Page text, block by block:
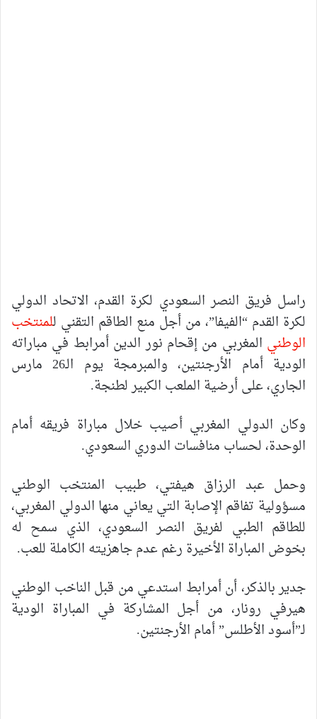
راسل فريق النصر السعودي لكرة القدم، الاتحاد الدولي
لكرة القدم “الفيفا”، من أجل منع الطاقم التقني للمنتخب
الوطني المغربي من إقحام نور الدين أمرابط في مباراته
الودية أمام الأرجنتين، والمبرمجة يوم الـ26 مارس
الجاري، على أرضية الملعب الكبير لطنجة.
وكان الدولي المغربي أصيب خلال مباراة فريقه أمام
الوحدة، لحساب منافسات الدوري السعودي.
وحمل عبد الرزاق هيفتي، طبيب المنتخب الوطني
مسؤولية تفاقم الإصابة التي يعاني منها الدولي المغربي،
للطاقم الطبي لفريق النصر السعودي، الذي سمح له
بخوض المباراة الأخيرة رغم عدم جاهزيته الكاملة للعب.
جدير بالذكر، أن أمرابط استدعي من قبل الناخب الوطني
هيرفي رونار، من أجل المشاركة في المباراة الودية
لـ”أسود الأطلس” أمام الأرجنتين.